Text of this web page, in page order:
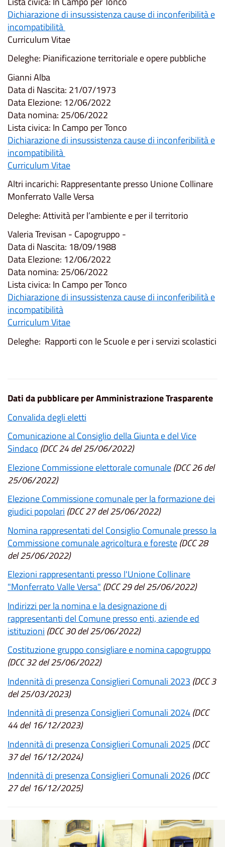
Dichiarazione di insussistenza cause di inconferibilità e
incompatibilità
Curriculum Vitae
Deleghe: Pianificazione territoriale e opere pubbliche
Gianni Alba
Data di Nascita: 21/07/1973
Data Elezione: 12/06/2022
Data nomina: 25/06/2022
Lista civica: In Campo per Tonco
Dichiarazione di insussistenza cause di inconferibilità e
incompatibilità
Curriculum Vitae
Altri incarichi: Rappresentante presso Unione Collinare
Monferrato Valle Versa
Deleghe: Attività per l’ambiente e per il territorio
Valeria Trevisan - Capogruppo -
Data di Nascita: 18/09/1988
Data Elezione: 12/06/2022
Data nomina: 25/06/2022
Lista civica: In Campo per Tonco
Dichiarazione di insussistenza cause di inconferibilità e
incompatibilità
Curriculum Vitae
Deleghe: Rapporti con le Scuole e per i servizi scolastici
Dati da pubblicare per Amministrazione Trasparente
Convalida degli eletti
Comunicazione al Consiglio della Giunta e del Vice
Sindaco (DCC 24 del 25/06/2022)
Elezione Commissione elettorale comunale(DCC 26 del
25/06/2022)
Elezione Commissione comunale per la formazione dei
giudici popolari (DCC 27 del 25/06/2022)
Nomina rappresentati del Consiglio Comunale presso la
Commissione comunale agricoltura e foreste(DCC 28
del 25/06/2022)
Elezioni rappresentanti presso l'Unione Collinare
"Monferrato Valle Versa" (DCC 29 del 25/06/2022)
Indirizzi per la nomina e la designazione di
rappresentanti del Comune presso enti, aziende ed
istituzioni (DCC 30 del 25/06/2022)
Costituzione gruppo consigliare e nomina capogruppo
(DCC 32 del 25/06/2022)
Indennità di presenza Consiglieri Comunali 2023 (DCC 3
del 25/03/2023)
Indennità di presenza Consiglieri Comunali 2024(DCC
44 del 16/12/2023)
Indennità di presenza Consiglieri Comunali 2025 (DCC
37 del 16/12/2024)
Indennità di presenza Consiglieri Comunali 2026(DCC
27 del 16/12/2025)